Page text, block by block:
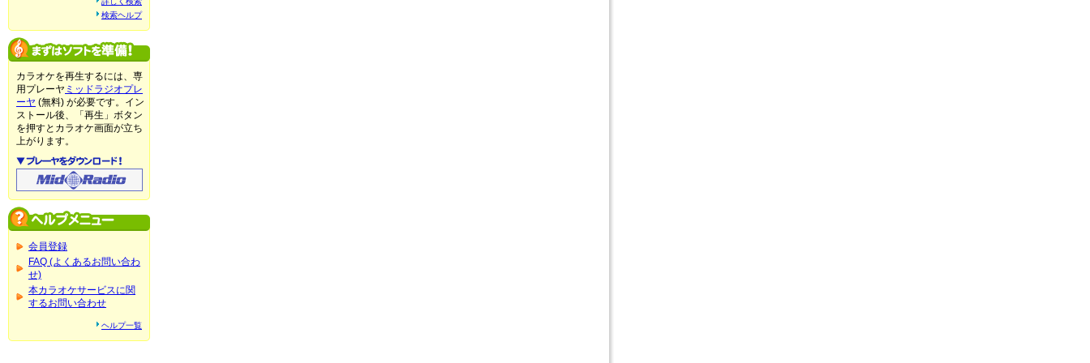
検索ヘルプ
カラオケを再生するには、専
用プレーヤ ミッドラジオプレ
ーヤ (無料) が必要です。イン
ストール後、「再生」ボタン
を押すとカラオケ画面が立ち
上がります。
会員登録
FAQ (よくあるお問い合わ
せ)
本カラオケサービスに関
するお問い合わせ
ヘルプ一覧